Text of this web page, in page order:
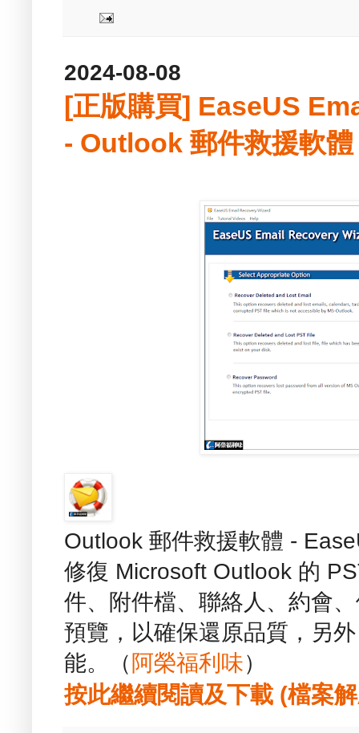
2024-08-08
[正版購買] EaseUS
- Outlook 郵件救援軟體
Outlook 郵件救援軟體 -
修復 Microsoft Outlook 的
件、附件檔、聯絡人、約會
預覽，以確保還原品質，另
能。（ 阿榮福利味）
按此繼續閱讀及下載 (檔案